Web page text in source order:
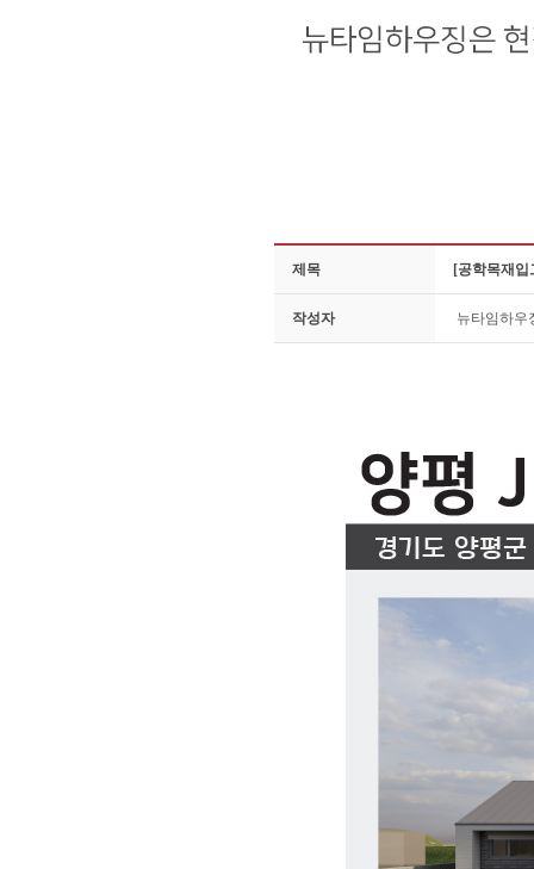
제목 [공학목재
작성자 뉴타임하우